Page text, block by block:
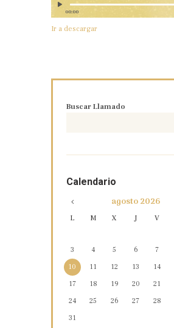
00:00
Ir a descargar
Buscar Llamado
Calendario
agosto2026
L M X J V
3
4 5 6 7
10
11 12 13 14
17
18 19 20 21
24
25 26 27 28
31